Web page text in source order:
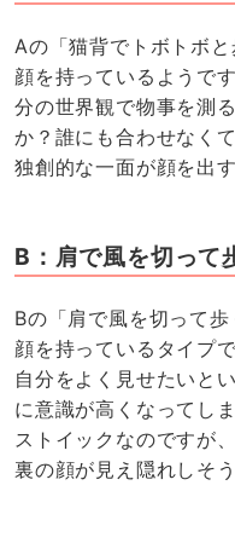
Aの「猫背でトボトボ
顔を持っているようで
分の世界観で物事を測
か？誰にも合わせなく
独創的な一面が顔を出
B：肩で風を切って
Bの「肩で風を切って
顔を持っているタイプで
自分をよく見せたいと
に意識が高くなってし
ストイックなのですが
裏の顔が見え隠れしそう